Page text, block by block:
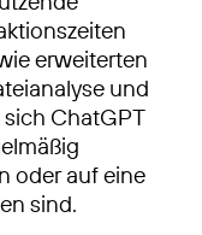
erweiterten
und
ChatGPT
oder auf eine
sind.